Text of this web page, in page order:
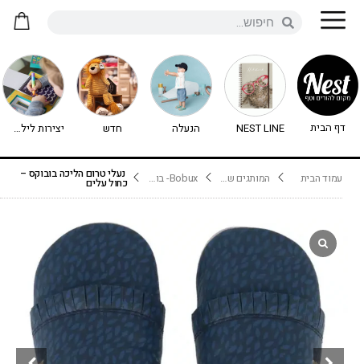
דף הבית NEST LINE הנעלה חדש יצירות לילדים - יצירה לילדים
עמוד הבית המותגים שלנו Bobux- בובוקס נעלי טרום הליכה בובוקס –
כחול עלים